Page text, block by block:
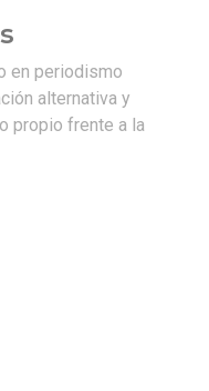
en periodismo
alternativa y
propio frente a la